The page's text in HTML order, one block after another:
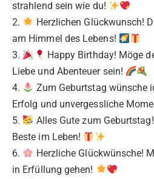
strahlend sein wie du!
2.
Herzlichen Glückwunsch!
am Himmel des Lebens!
3.
Happy Birthday! Möge
Liebe und Abenteuer sein!
4.
Zum Geburtstag wünsche
Erfolg und unvergessliche
5.
Alles Gute zum
Beste im Leben!
6.
Herzliche Glückwünsche!
in Erfüllung gehen!